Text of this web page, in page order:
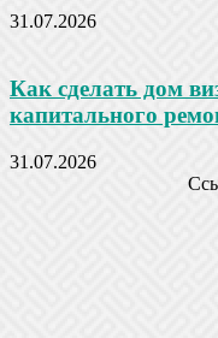
31.07.2026
Как сделать дом
капитального
31.07.2026